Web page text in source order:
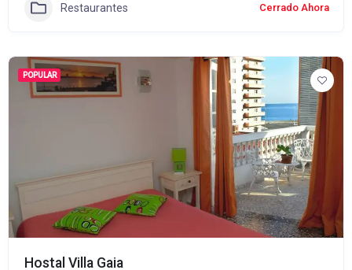
Restaurantes Cerrado Ahora
POPULAR
Hostal Villa Gaia